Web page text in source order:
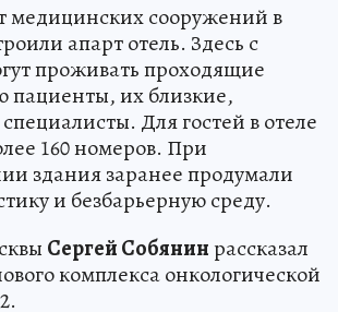
медицинских сооружений в
апарт отель. Здесь с
проживать проходящие
пациенты, их близкие,
Для гостей в отеле
160 номеров. При
здания заранее продумали
и безбарьерную среду.
Сергей Собянинрассказал
комплекса онкологической